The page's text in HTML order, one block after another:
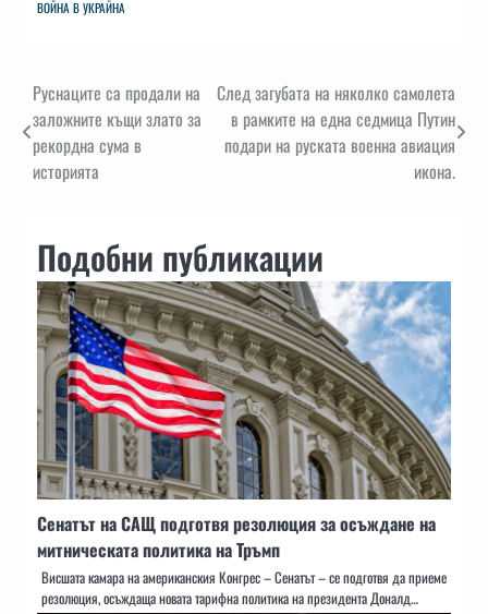
ВОЙНА В УКРАЙНА
Навигация
Руснаците са продали на
заложните къщи злато за
рекордна сума в
историята
След загубата на няколко самолета
в рамките на една седмица Путин
подари на руската военна авиация
икона.
Подобни публикации
Сенатът на САЩ подготвя резолюция за осъждане на
митническата политика на Тръмп
Висшата камара на американския Конгрес – Сенатът – се подготвя да приеме
резолюция, осъждаща новата тарифна политика на президента Доналд…